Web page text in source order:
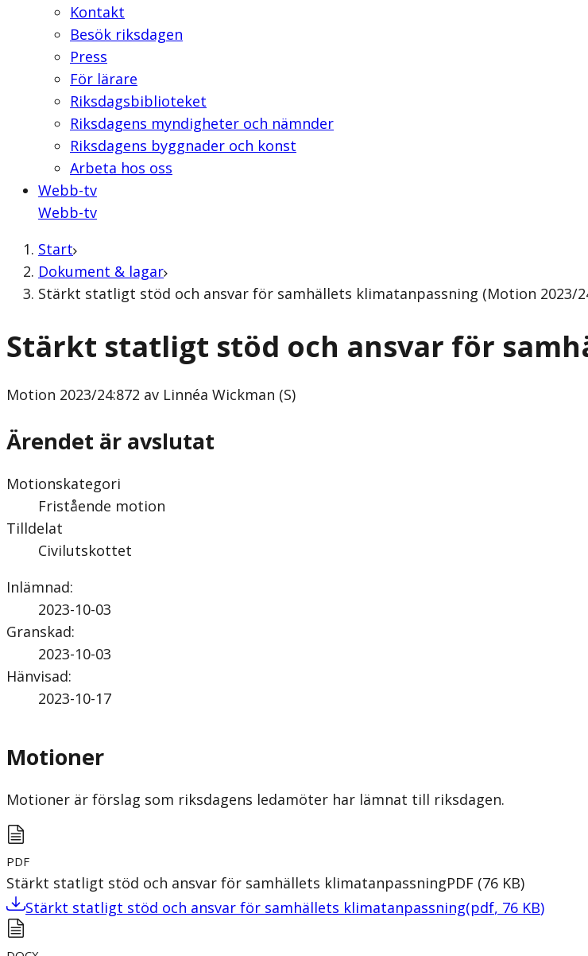
Kontakt
Besök riksdagen
Press
För lärare
Riksdagsbiblioteket
Riksdagens myndigheter och nämnder
Riksdagens byggnader och konst
Arbeta hos oss
Webb-tv
Webb-tv
Start
Dokument & lagar
Stärkt statligt stöd och ansvar för samhällets klimatanpassning (Motion 2023/
Stärkt statligt stöd och ansvar för
Motion 2023/24:872 av Linnéa Wickman (S)
Ärendet är avslutat
Motionskategori
Fristående motion
Tilldelat
Civilutskottet
Inlämnad:
2023-10-03
Granskad:
2023-10-03
Hänvisad:
2023-10-17
Motioner
Motioner är förslag som riksdagens ledamöter har lämnat till riksdagen.
PDF
Stärkt statligt stöd och ansvar för samhällets klimatanpassningPDF (76 KB)
Stärkt statligt stöd och ansvar för samhällets klimatanpassning(pdf, 76 KB)